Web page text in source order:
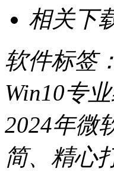
相关下
软件标签：
Win10专
2024年微
简、精心